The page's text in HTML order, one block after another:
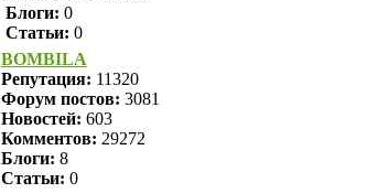
Блоги: 0
Статьи: 0
BOMBILA
Репутация: 11320
Форум постов: 3081
Новостей: 603
Комментов: 29272
Блоги: 8
Статьи: 0